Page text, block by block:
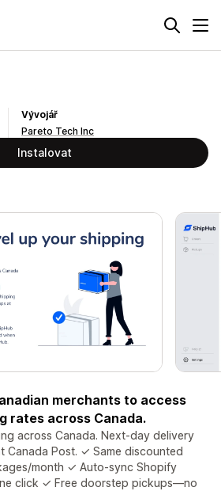
Vývojář
Pareto Tech Inc
Instalovat
merchants to access
rates across Canada.
across Canada. Next-day delivery
Canada Post. ✓ Same discounted
month ✓ Auto-sync Shopify
click ✓ Free doorstep pickups—no